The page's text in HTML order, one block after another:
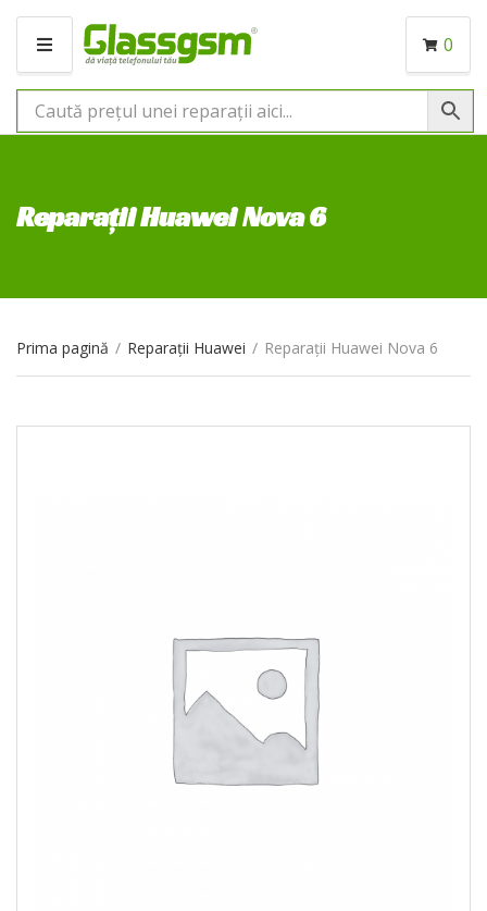
M
N
I
0
Reparații Huawei Nova 6
Prima pagină / Reparații Huawei / Reparații Huawei Nova 6